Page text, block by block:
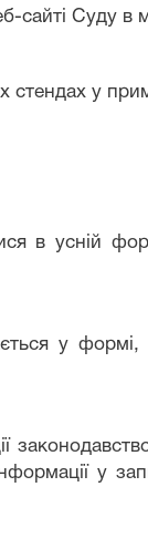
сайті Суду в
стендах у
в усній
у
у